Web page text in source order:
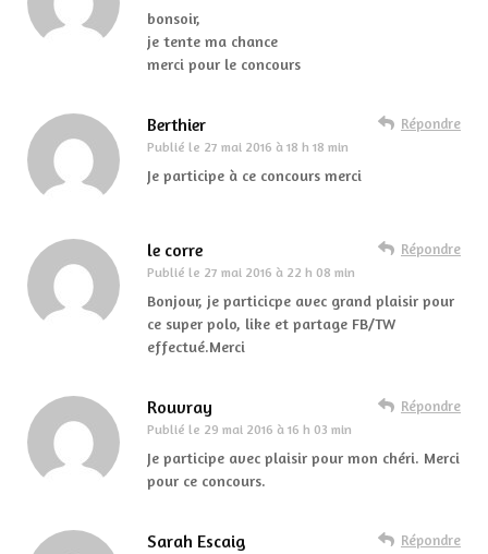
bonsoir,
je tente ma chance
merci pour le concours
Berthier
Publié le 27 mai 2016 à 18 h 18 min
Répondre
Je participe à ce concours merci
le corre
Publié le 27 mai 2016 à 22 h 08 min
Répondre
Bonjour, je particicpe avec grand plaisir pour
ce super polo, like et partage FB/TW
effectué.Merci
Rouvray
Publié le 29 mai 2016 à 16 h 03 min
Répondre
Je participe avec plaisir pour mon chéri. Merci
pour ce concours.
Sarah Escaig Répondre